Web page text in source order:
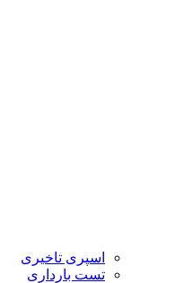
اسپری تاخیری
تست بارداری